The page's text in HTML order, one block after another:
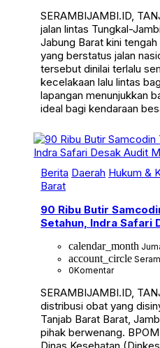
SERAMBIJAMBI.ID,
jalan lintas Tungkal-
Jabung Barat kini
yang berstatus jalan
tersebut dinilai terlalu
kecelakaan lalu lintas
lapangan menunjukkan
ideal bagi kendaraan
Berita Daerah Hukum &
Barat
90 Ribu Butir
Setahun, Indra Safari
calendar_month
account_circle
0Komentar
SERAMBIJAMBI.ID,
distribusi obat yang
Tanjab Barat Barat,
pihak berwenang.